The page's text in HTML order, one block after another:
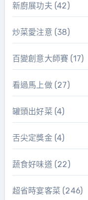
新廚展功夫 (42)
炒菜愛注意 (38)
百變創意大師賽 (17)
看過馬上做(27)
罐頭出好菜 (4)
舌尖定獎金(4)
蔬食好味道 (22)
超省時宴客菜 (246)